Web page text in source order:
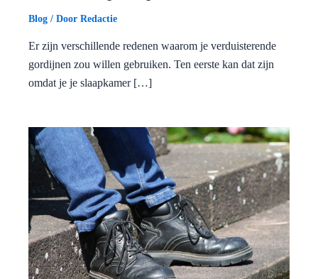
Blog / Door Redactie
Er zijn verschillende redenen waarom je verduisterende
gordijnen zou willen gebruiken. Ten eerste kan dat zijn
omdat je je slaapkamer […]